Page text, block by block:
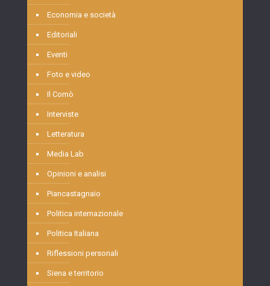
Economia e società
Editoriali
Eventi
Foto e video
Il Comò
Interviste
Letteratura
Media Lab
Opinioni e analisi
Piancastagnaio
Politica internazionale
Politica Italiana
Riflessioni personali
Siena e territorio